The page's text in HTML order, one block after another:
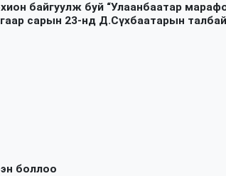
байгуулж буй “Улаанбаатар
сарын 23-нд Д.Сүхбаатарын
боллоо